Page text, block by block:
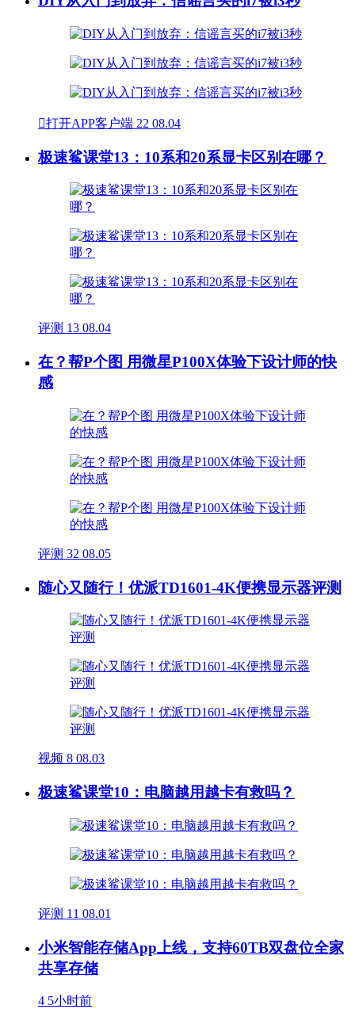
打开APP客户端 22 08.04
极速鲨课堂13：10系和20系显卡区别在哪？
评测 13 08.04
在？帮P个图 用微星P100X体验下设计师的快
感
评测 32 08.05
随心又随行！优派TD1601-4K便携显示器评测
视频 8 08.03
极速鲨课堂10：电脑越用越卡有救吗？
评测 11 08.01
小米智能存储App上线，支持60TB双盘位全家
共享存储
4 5小时前